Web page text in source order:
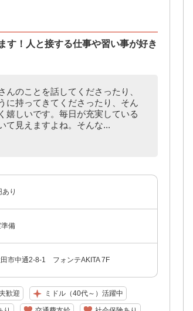
す！人と接する仕事や習い事が好き
んのことを話してくださったり、
に持ってきてくださったり、そん
嬉しいです。毎日が充実している
て見えますよね。そんな...
り
備
市中通2-8-1 フォンテAKITA 7F
歓迎 ミドル（40代～）活躍中